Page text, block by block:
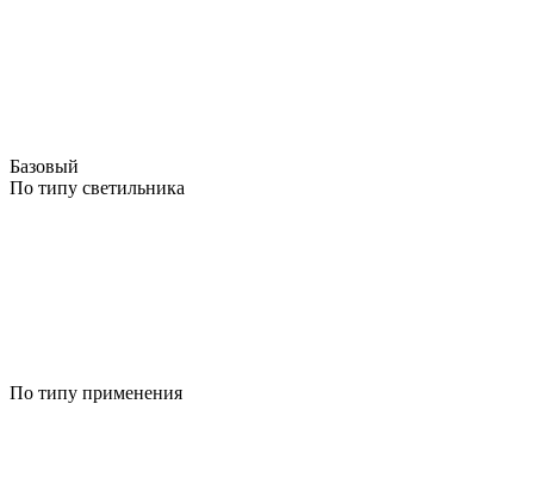
Базовый
По типу светильника
По типу применения